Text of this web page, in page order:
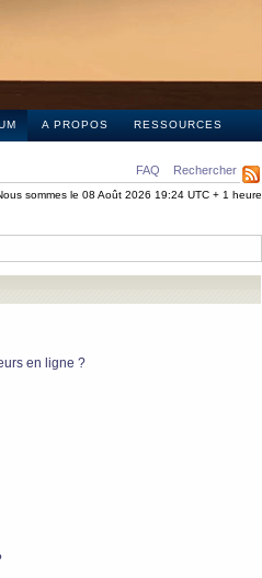
A PROPOS RESSOURCES
FAQ Rechercher
sommes le 08 Août 2026 19:24 UTC + 1 heure
en ligne ?